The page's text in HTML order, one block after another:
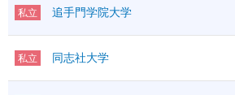
私立 追手門学院大学
私立 同志社大学